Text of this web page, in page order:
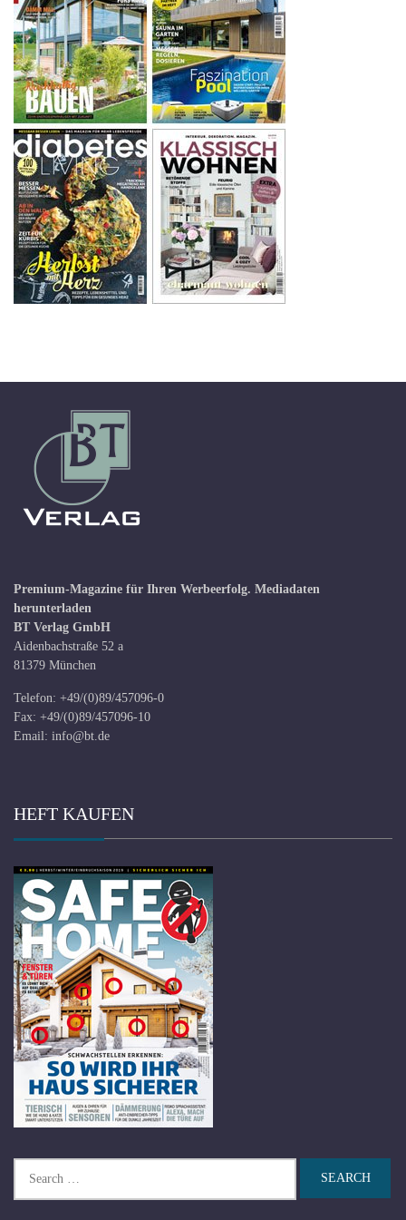
Premium-Magazine für Ihren Werbeerfolg. Mediadaten
herunterladen
BT Verlag GmbH
Aidenbachstraße 52 a
81379 München
Telefon: +49/(0)89/457096-0
Fax: +49/(0)89/457096-10
Email: info@bt.de
HEFT KAUFEN
for: